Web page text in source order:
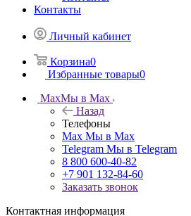
Контакты
Личный кабинет
Корзина0
Избранные товары0
MaxМы в Max
Назад
Телефоны
Max Мы в Max
Telegram Мы в Telegram
8 800 600-40-82
+7 901 132-84-60
Заказать звонок
Контактная информация